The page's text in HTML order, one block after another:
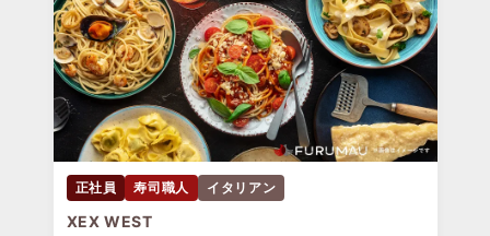
正社員 寿司職人 イタリアン
XEX WEST